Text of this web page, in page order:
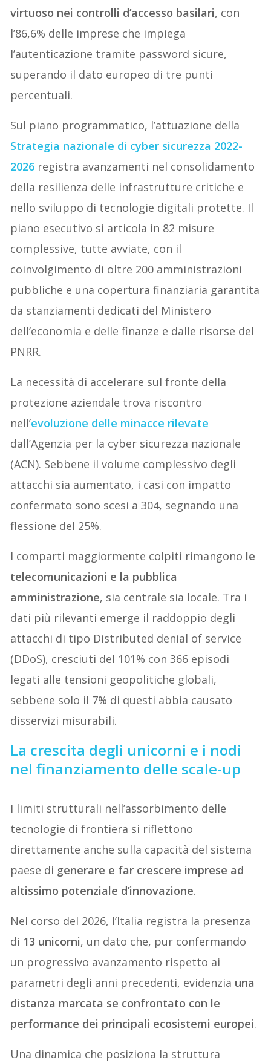
virtuoso nei controlli d’accesso basilari, con
l’86,6% delle imprese che impiega
l’autenticazione tramite password sicure,
superando il dato europeo di tre punti
percentuali.
Sul piano programmatico, l’attuazione della
Strategia nazionale di cyber sicurezza 2022-
2026 registra avanzamenti nel consolidamento
della resilienza delle infrastrutture critiche e
nello sviluppo di tecnologie digitali protette. Il
piano esecutivo si articola in 82 misure
complessive, tutte avviate, con il
coinvolgimento di oltre 200 amministrazioni
pubbliche e una copertura finanziaria garantita
da stanziamenti dedicati del Ministero
dell’economia e delle finanze e dalle risorse del
PNRR.
La necessità di accelerare sul fronte della
protezione aziendale trova riscontro
nell’evoluzione delle minacce rilevate
dall’Agenzia per la cyber sicurezza nazionale
(ACN). Sebbene il volume complessivo degli
attacchi sia aumentato, i casi con impatto
confermato sono scesi a 304, segnando una
flessione del 25%.
I comparti maggiormente colpiti rimangono le
telecomunicazioni e la pubblica
amministrazione, sia centrale sia locale. Tra i
dati più rilevanti emerge il raddoppio degli
attacchi di tipo Distributed denial of service
(DDoS), cresciuti del 101% con 366 episodi
legati alle tensioni geopolitiche globali,
sebbene solo il 7% di questi abbia causato
disservizi misurabili.
La crescita degli unicorni e i nodi
nel finanziamento delle scale-up
I limiti strutturali nell’assorbimento delle
tecnologie di frontiera si riflettono
direttamente anche sulla capacità del sistema
paese di generare e far crescere imprese ad
altissimo potenziale d’innovazione.
Nel corso del 2026, l’Italia registra la presenza
di 13 unicorni, un dato che, pur confermando
un progressivo avanzamento rispetto ai
parametri degli anni precedenti, evidenzia una
distanza marcata se confrontato con le
performance dei principali ecosistemi europei.
Una dinamica che posiziona la struttura